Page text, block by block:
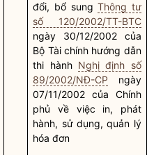
đổi, bổ sungThông tư
số 120/2002/TT-BTC
ngày 30/12/2002 của
Bộ Tài chính hướng dẫn
thi hành Nghị định số
89/2002/NĐ-CP ngày
07/11/2002 của Chính
phủ về việc in, phát
hành, sử dụng, quản lý
hóa đơn